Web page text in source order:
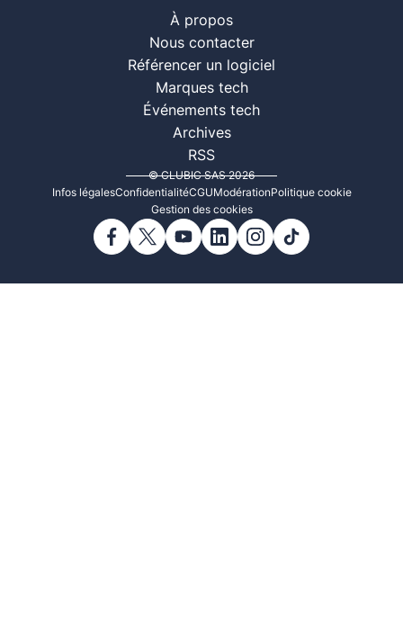
À propos
Nous contacter
Référencer un logiciel
Marques tech
Événements tech
Archives
RSS
© CLUBIC SAS 2026
Infos légalesConfidentialitéCGUModérationPolitique cookie
Gestion des cookies